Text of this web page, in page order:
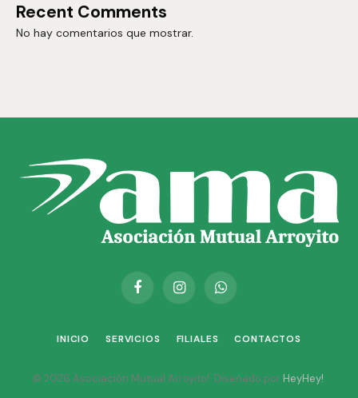
Recent Comments
No hay comentarios que mostrar.
FacebookInstagramWhatsApp
INICIO SERVICIOS FILIALES CONTACTOS
© 2026 Asociación Mutual Arroyito!. Diseñado por HeyHey!.